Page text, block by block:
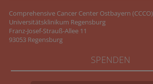
Comprehensive Cancer Center Ostbayern (CCCO)
Universitätsklinikum Regensburg
Franz-Josef-Strauß-Allee 11
93053 Regensburg
SPENDEN